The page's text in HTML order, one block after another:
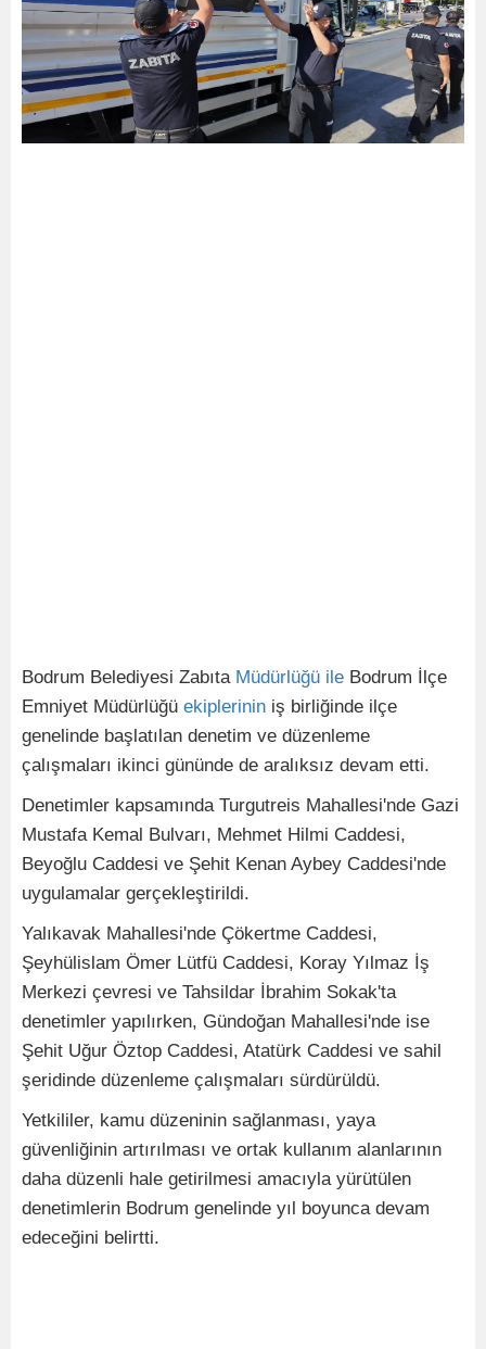
Bodrum Belediyesi Zabıta Müdürlüğü ile Bodrum İlçe
Emniyet Müdürlüğü ekiplerinin iş birliğinde ilçe
genelinde başlatılan denetim ve düzenleme
çalışmaları ikinci gününde de aralıksız devam etti.
Denetimler kapsamında Turgutreis Mahallesi'nde Gazi
Mustafa Kemal Bulvarı, Mehmet Hilmi Caddesi,
Beyoğlu Caddesi ve Şehit Kenan Aybey Caddesi'nde
uygulamalar gerçekleştirildi.
Yalıkavak Mahallesi'nde Çökertme Caddesi,
Şeyhülislam Ömer Lütfü Caddesi, Koray Yılmaz İş
Merkezi çevresi ve Tahsildar İbrahim Sokak'ta
denetimler yapılırken, Gündoğan Mahallesi'nde ise
Şehit Uğur Öztop Caddesi, Atatürk Caddesi ve sahil
şeridinde düzenleme çalışmaları sürdürüldü.
Yetkililer, kamu düzeninin sağlanması, yaya
güvenliğinin artırılması ve ortak kullanım alanlarının
daha düzenli hale getirilmesi amacıyla yürütülen
denetimlerin Bodrum genelinde yıl boyunca devam
edeceğini belirtti.